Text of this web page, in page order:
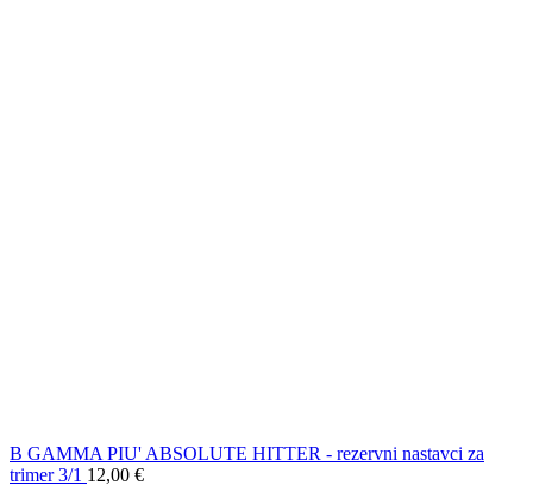
B GAMMA PIU' ABSOLUTE HITTER - rezervni nastavci za
trimer 3/1 12,00 €